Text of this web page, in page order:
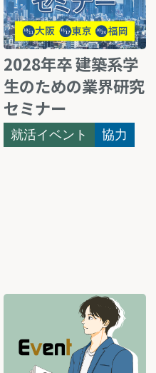
2028年卒 建築系学
生のための業界研究
セミナー
就活イベント 協力